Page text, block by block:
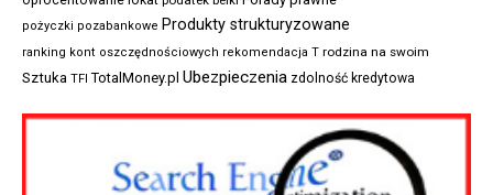
pożyczki pozabankowe Produkty strukturyzowane
ranking kont oszczędnościowych rekomendacja T rodzina na swoim
Sztuka TFI TotalMoney.pl Ubezpieczenia zdolność kredytowa